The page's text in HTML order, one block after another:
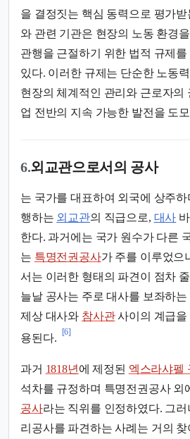
을 결정짓는 핵심 동력으로 평가받
와 관련 기관은 현장의 노동 환경
관행을 근절하기 위한 법적 규제
있다. 이러한 규제는 단순한 노동
현장의 체계적인 관리와 근로자의
업 전반의 지속 가능한 발전을 도
6.외교관으로서의 공사
는 국가를 대표하여 외국에 상주
행하는 외교관의 직급으로, 대사
한다. 과거에는 국가 원수가 다른
는 특명전권공사가 주를 이루었으
서는 이러한 형태의 파견이 점차
늘날 공사는 주로 대사를 보좌하
제상 대사와 참사관사이의 계급을
용된다.
[6]
과거 1818년 에 제정된 엑스라샤펠
석차를 규정하며 특명전권공사 외
공사라는 직위를 인정하였다. 그
리공사를 파견하는 사례는 거의